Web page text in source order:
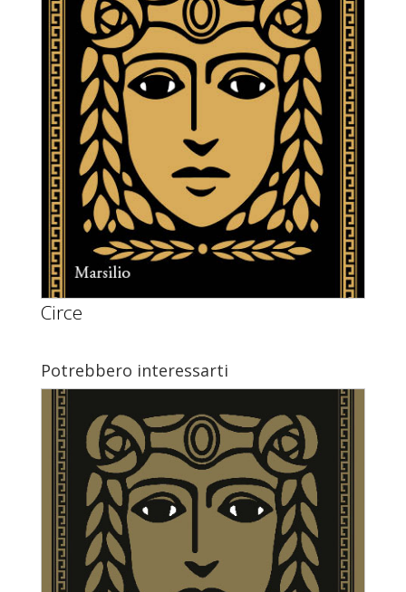
Circe
Potrebbero interessarti